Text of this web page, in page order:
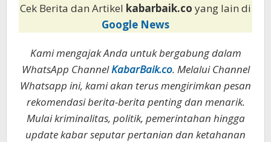
Cek Berita dan Artikel kabarbaik.co yang lain di
Google News
Kami mengajak Anda untuk bergabung dalam
WhatsApp ChannelKabarBaik.co. Melalui Channel
Whatsapp ini, kami akan terus mengirimkan pesan
rekomendasi berita-berita penting dan menarik.
Mulai kriminalitas, politik, pemerintahan hingga
update kabar seputar pertanian dan ketahanan